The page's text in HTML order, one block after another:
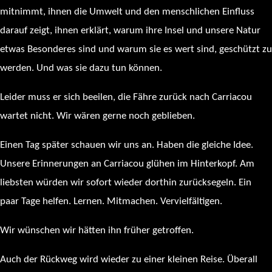
mitnimmt, ihnen die Umwelt und den menschlichen Einfluss
darauf zeigt, ihnen erklärt, warum ihre Insel und unsere Natur
etwas Besonderes sind und warum sie es wert sind, geschützt zu
werden. Und was sie dazu tun können.
Leider muss er sich beeilen, die Fähre zurück nach Carriacou
wartet nicht. Wir wären gerne noch geblieben.
Einen Tag später schauen wir uns an. Haben die gleiche Idee.
Unsere Erinnerungen an Carriacou glühen im Hinterkopf. Am
liebsten würden wir sofort wieder dorthin zurücksegeln. Ein
paar Tage helfen. Lernen. Mitmachen. Vervielfältigen.
Wir wünschen wir hätten ihn früher getroffen.
Auch der Rückweg wird wieder zu einer kleinen Reise. Überall